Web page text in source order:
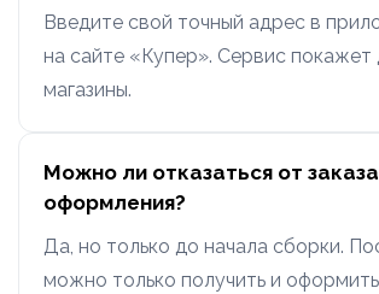
Введите свой точный адрес в
на сайте «Купер». Сервис покажет
магазины.
Можно ли отказаться от
оформления?
Да, но только до начала сборки.
можно только получить и